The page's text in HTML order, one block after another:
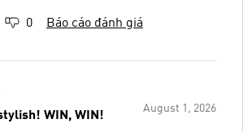
0 Báo cáo đánh giá
August 1, 2026
WIN, WIN!